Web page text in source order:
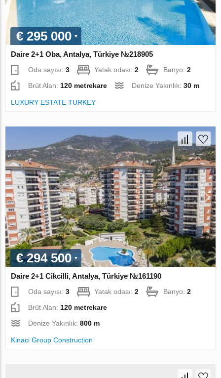
€ 295 000
Daire 2+1 Oba, Antalya, Türkiye №218905
Oda sayısı:3 Yatak odası:2 Banyo:2
Brüt Alan: 120 metrekare Denize Yakınlık:30 m
LUXURY ESTATE TURKEY
€ 294 500
Daire 2+1 Cikcilli, Antalya, Türkiye №161190
Oda sayısı:3 Yatak odası:2 Banyo:2
Brüt Alan: 120 metrekare
Denize Yakınlık:800 m
Kinaci Group Construction